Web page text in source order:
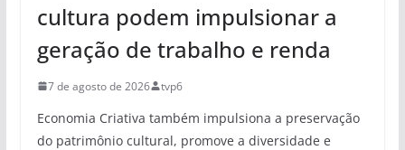
cultura podem impulsionar a
geração de trabalho e renda
7 de agosto de 2026 tvp6
Economia Criativa também impulsiona a preservação
do patrimônio cultural, promove a diversidade e